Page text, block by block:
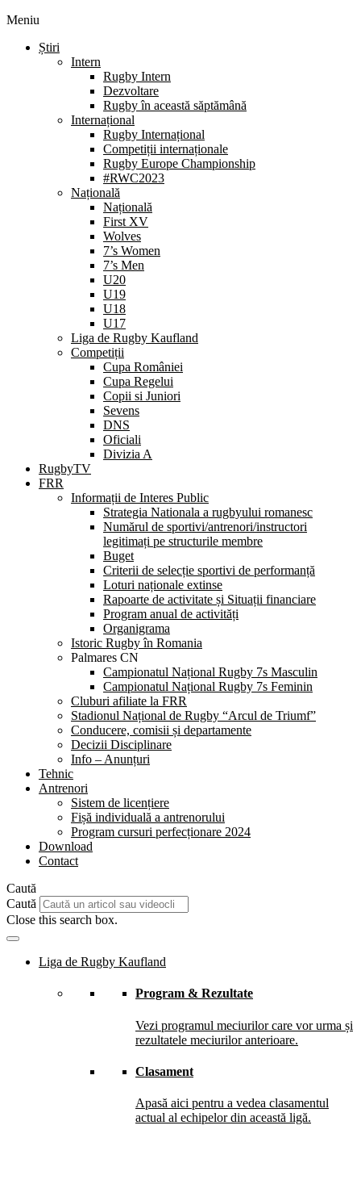
Meniu
Știri
Intern
Rugby Intern
Dezvoltare
Rugby în această săptămână
Internațional
Rugby Internațional
Competiții internaționale
Rugby Europe Championship
#RWC2023
Națională
Națională
First XV
Wolves
7’s Women
7’s Men
U20
U19
U18
U17
Liga de Rugby Kaufland
Competiții
Cupa României
Cupa Regelui
Copii si Juniori
Sevens
DNS
Oficiali
Divizia A
RugbyTV
FRR
Informații de Interes Public
Strategia Nationala a rugbyului romanesc
Numărul de sportivi/antrenori/instructori
legitimați pe structurile membre
Buget
Criterii de selecție sportivi de performanță
Loturi naționale extinse
Rapoarte de activitate și Situații financiare
Program anual de activități
Organigrama
Istoric Rugby în Romania
Palmares CN
Campionatul Național Rugby 7s Masculin
Campionatul Național Rugby 7s Feminin
Cluburi afiliate la FRR
Stadionul Național de Rugby “Arcul de Triumf”
Conducere, comisii și departamente
Decizii Disciplinare
Info – Anunțuri
Tehnic
Antrenori
Sistem de licențiere
Fișă individuală a antrenorului
Program cursuri perfecționare 2024
Download
Contact
Caută
Caută
Close this search box.
Liga de Rugby Kaufland
Program & Rezultate
Vezi programul meciurilor care vor urma și
rezultatele meciurilor anterioare.
Clasament
Apasă aici pentru a vedea clasamentul
actual al echipelor din această ligă.